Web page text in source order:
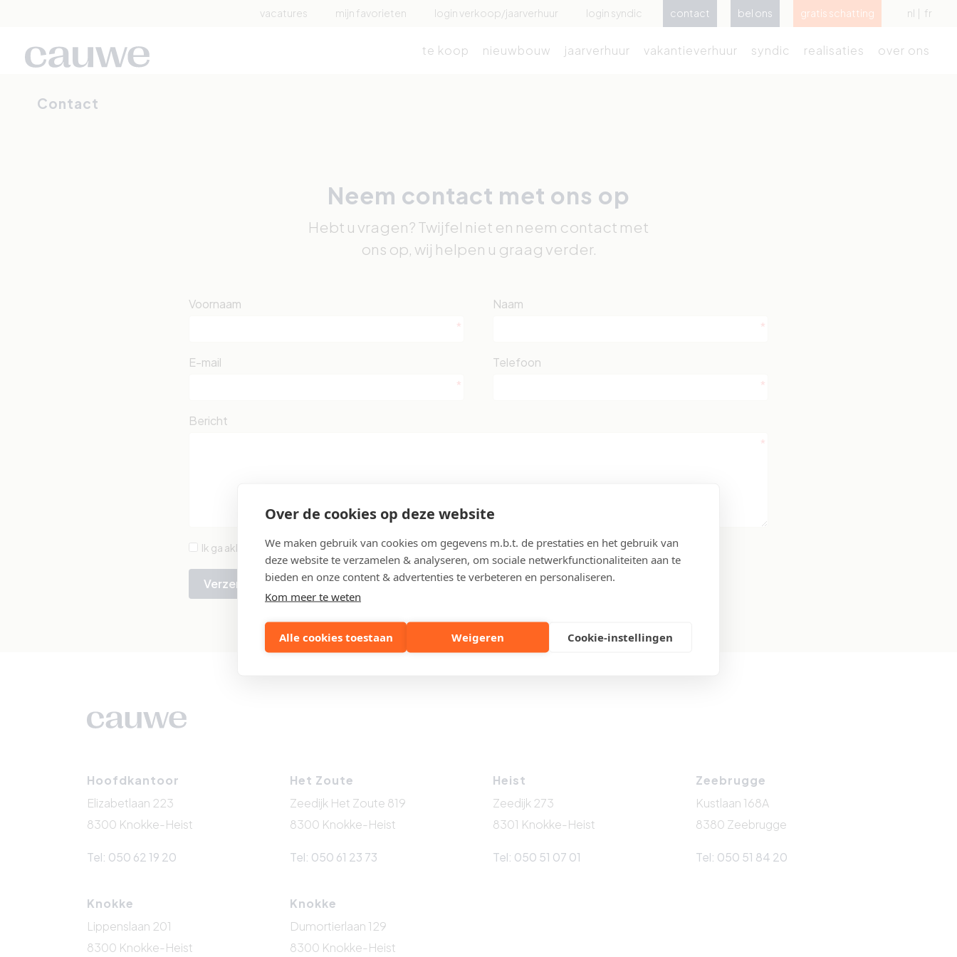
vacatures mijn favorieten login verkoop/jaarverhuur login syndic contact bel ons gratis schatting nl fr
te koop nieuwbouw jaarverhuur vakantieverhuur syndic realisaties over ons
Contact
Neem contact met ons op
Hebt u vragen? Twijfel niet en neem contact met
ons op, wij helpen u graag verder.
Voornaam Naam
E-mail Telefoon
Bericht
Ik ga akkoord met deprivacyvoorwaarden
Verzenden
Hoofdkantoor
Elizabetlaan 223
8300 Knokke-Heist
Tel: 050 62 19 20
Het Zoute
Zeedijk Het Zoute 819
8300 Knokke-Heist
Tel: 050 61 23 73
Heist
Zeedijk 273
8301 Knokke-Heist
Tel: 050 51 07 01
Zeebrugge
Kustlaan 168A
8380 Zeebrugge
Tel: 050 51 84 20
Knokke
Lippenslaan 201
8300 Knokke-Heist
Knokke
Dumortierlaan 129
8300 Knokke-Heist
Over de cookies op deze website
We maken gebruik van cookies om gegevens m.b.t. de prestaties en het gebruik van
deze website te verzamelen & analyseren, om sociale netwerkfunctionaliteiten aan te
bieden en onze content & advertenties te verbeteren en personaliseren.
Kom meer te weten
Alle cookies toestaan Weigeren Cookie-instellingen